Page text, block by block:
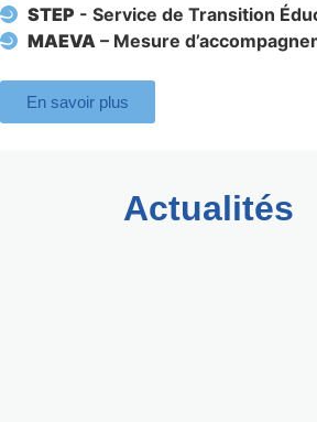
STEP - Service de Transition
MAEVA – Mesure
En savoir plus
Actualités